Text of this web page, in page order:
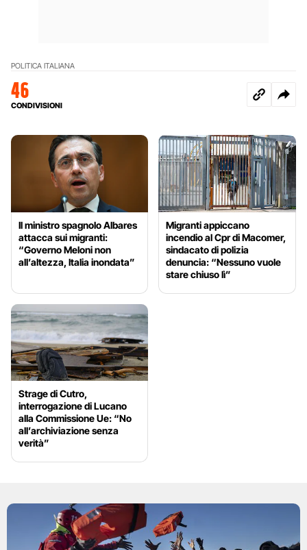
POLITICA ITALIANA
46
CONDIVISIONI
Il ministro spagnolo Albares
attacca sui migranti:
“Governo Meloni non
all’altezza, Italia inondata”
Migranti appiccano
incendio al Cpr di Macomer,
sindacato di polizia
denuncia: “Nessuno vuole
stare chiuso lì”
Strage di Cutro,
interrogazione di Lucano
alla Commissione Ue: “No
all’archiviazione senza
verità”